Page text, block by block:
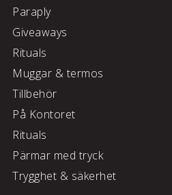
Paraply
Giveaways
Rituals
Muggar & termos
Tillbehör
På Kontoret
Rituals
Pärmar med tryck
Trygghet & säkerhet